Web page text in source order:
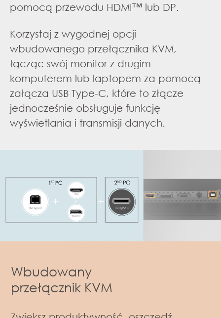
pomocą przewodu HDMI™ lub DP.
Korzystaj z wygodnej opcji
wbudowanego przełącznika KVM,
łącząc swój monitor z drugim
komputerem lub laptopem za pomocą
załącza USB Type-C, które to złącze
jednocześnie obsługuje funkcję
wyświetlania i transmisji danych.
Wbudowany
przełącznik KVM